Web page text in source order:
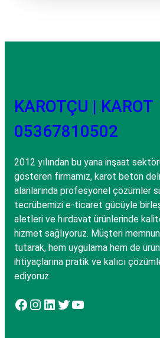
KAROTÇU | KAROT
05367810502
2012 yılından bu yana inşaat
gösteren firmamız, karot beton
alanlarında profesyonel çözümler
tecrübemizi e-ticaret gücüyle
aletleri ve hırdavat ürünlerinde
hizmet sağlıyoruz. Müşteri
tutarak, hem uygulama hem de
ihtiyaçlarına pratik ve kalıcı
ediyoruz.
Facebook Instagram LinkedIn Twitter YouTube